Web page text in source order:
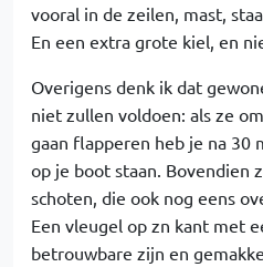
vooral in de zeilen, mast,
En een extra grote kiel, en
Overigens denk ik dat
niet zullen voldoen: als ze
gaan flapperen heb je na 30
op je boot staan. Bovendien
schoten, die ook nog eens
Een vleugel op zn kant met
betrouwbare zijn en